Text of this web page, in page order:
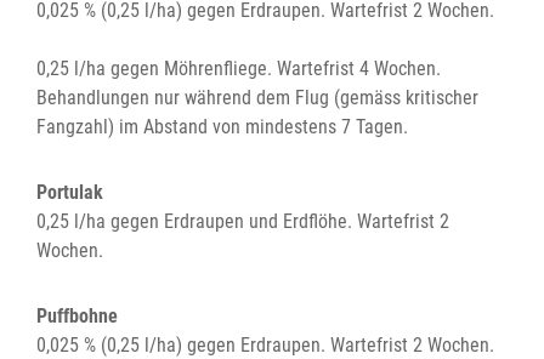
0,025 % (0,25 l/ha) gegen Erdraupen. Wartefrist 2 Wochen.
0,25 l/ha gegen Möhrenfliege. Wartefrist 4 Wochen.
Behandlungen nur während dem Flug (gemäss kritischer
Fangzahl) im Abstand von mindestens 7 Tagen.
Portulak
0,25 l/ha gegen Erdraupen und Erdflöhe. Wartefrist 2
Wochen.
Puffbohne
0,025 % (0,25 l/ha) gegen Erdraupen. Wartefrist 2 Wochen.